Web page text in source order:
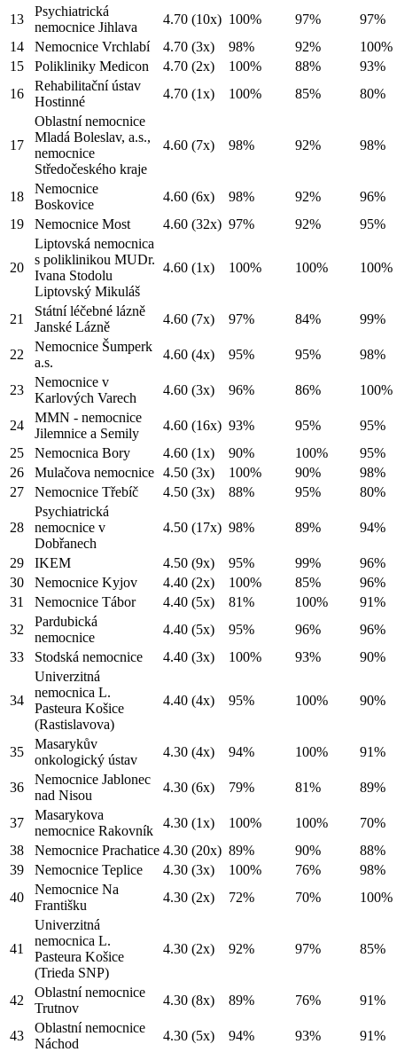
13
Psychiatrická
nemocnice Jihlava
4.70 (10x) 100% 97%
97%
14
Nemocnice Vrchlabí 4.70 (3x) 98% 92%
100%
15
Polikliniky Medicon 4.70 (2x) 100% 88%
93%
16
Rehabilitační ústav
Hostinné
4.70 (1x) 100% 85% 80%
17
Oblastní nemocnice
Mladá Boleslav, a.s.,
nemocnice
Středočeského kraje
4.60 (7x) 98% 92% 98%
18
Nemocnice
Boskovice
4.60 (6x) 98% 92%
96%
19
Nemocnice Most 4.60 (32x) 97% 92% 95%
20
Liptovská nemocnica
s poliklinikou MUDr.
Ivana Stodolu
Liptovský Mikuláš
4.60 (1x) 100% 100% 100%
21
Státní léčebné lázně
Janské Lázně
4.60 (7x) 97% 84% 99%
22
Nemocnice Šumperk
a.s.
4.60 (4x) 95% 95% 98%
23
Nemocnice v
Karlových Varech
4.60 (3x) 96% 86% 100%
24
MMN - nemocnice
Jilemnice a Semily
4.60 (16x) 93% 95%
95%
25
Nemocnica Bory 4.60 (1x) 90% 100%
95%
26
Mulačova nemocnice 4.50 (3x) 100% 90%
98%
27
Nemocnice Třebíč 4.50 (3x) 88% 95% 80%
28
Psychiatrická
nemocnice v
Dobřanech
4.50 (17x) 98% 89% 94%
29 IKEM 4.50 (9x) 95% 99%
96%
30
Nemocnice Kyjov 4.40 (2x) 100% 85%
96%
31
Nemocnice Tábor 4.40 (5x) 81% 100%
91%
32
Pardubická
nemocnice
4.40 (5x) 95% 96%
96%
33
Stodská nemocnice 4.40 (3x) 100% 93% 90%
34
Univerzitná
nemocnica L.
Pasteura Košice
(Rastislavova)
4.40 (4x) 95% 100% 90%
35
Masarykův
onkologický ústav
4.30 (4x) 94% 100% 91%
36
Nemocnice Jablonec
nad Nisou
4.30 (6x) 79% 81% 89%
37
Masarykova
nemocnice Rakovník
4.30 (1x) 100% 100%
70%
38
Nemocnice Prachatice 4.30 (20x) 89% 90%
88%
39
Nemocnice Teplice 4.30 (3x) 100% 76%
98%
40
Nemocnice Na
Františku
4.30 (2x) 72% 70% 100%
41
Univerzitná
nemocnica L.
Pasteura Košice
(Trieda SNP)
4.30 (2x) 92% 97% 85%
42
Oblastní nemocnice
Trutnov
4.30 (8x) 89% 76% 91%
43
Oblastní nemocnice
Náchod
4.30 (5x) 94% 93%
91%